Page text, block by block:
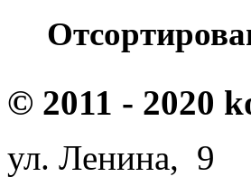
© 2011 - 2020
ул. Ленина, 9